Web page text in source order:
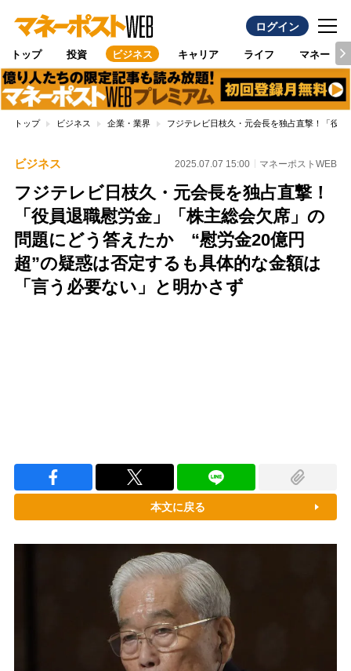
ログイン
トップ 投資 ビジネス キャリア ライフ マネー
トップ ビジネス 企業・業界 フジテレビ日枝久・元会長を独占直撃！「役
ビジネス 2025.07.07 15:00 マネーポストWEB
フジテレビ日枝久・元会長を独占直撃！
「役員退職慰労金」「株主総会欠席」の
問題にどう答えたか “慰労金20億円
超”の疑惑は否定するも具体的な金額は
「言う必要ない」と明かさず
本文に戻る